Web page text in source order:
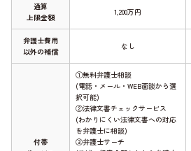
通算
上限金額
1,200万円
弁護士費用
以外の補償
なし
付帯
①無料弁護士相談
(電話・メール・WEB面談から選
択可能)
②法律文書チェックサービス
(わかりにくい法律文書への対応
を弁護士に相談)
③弁護士サーチ